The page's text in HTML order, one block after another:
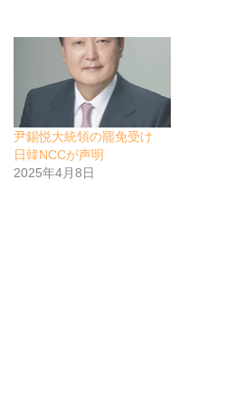
尹錫悦大統領の罷免受け
日韓NCCが声明
2025年4月8日